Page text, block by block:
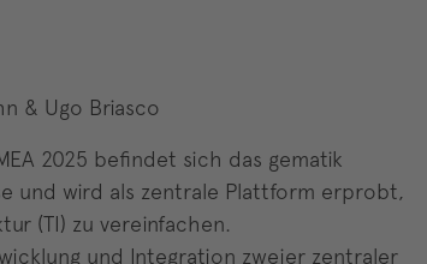
& Ugo Briasco
2025 befindet sich das gematik
und wird als zentrale Plattform erprobt,
(TI) zu vereinfachen.
und Integration zweier zentraler